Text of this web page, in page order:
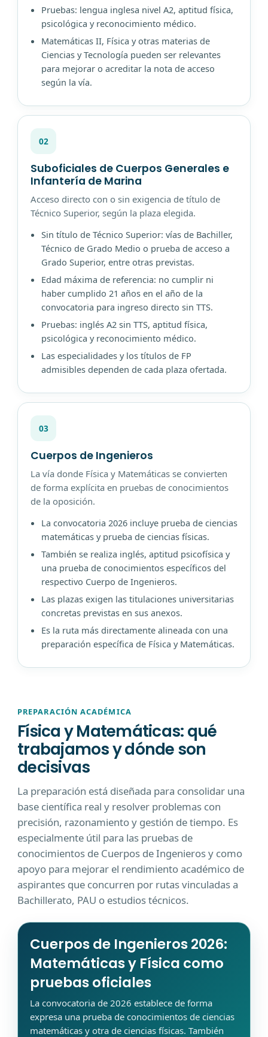
Pruebas: lengua inglesa nivel A2, aptitud física,
psicológica y reconocimiento médico.
Matemáticas II, Física y otras materias de
Ciencias y Tecnología pueden ser relevantes
para mejorar o acreditar la nota de acceso
según la vía.
02
Suboficiales de Cuerpos Generales e
Infantería de Marina
Acceso directo con o sin exigencia de título de
Técnico Superior, según la plaza elegida.
Sin título de Técnico Superior: vías de Bachiller,
Técnico de Grado Medio o prueba de acceso a
Grado Superior, entre otras previstas.
Edad máxima de referencia: no cumplir ni
haber cumplido 21 años en el año de la
convocatoria para ingreso directo sin TTS.
Pruebas: inglés A2 sin TTS, aptitud física,
psicológica y reconocimiento médico.
Las especialidades y los títulos de FP
admisibles dependen de cada plaza ofertada.
03
Cuerpos de Ingenieros
La vía donde Física y Matemáticas se convierten
de forma explícita en pruebas de conocimientos
de la oposición.
La convocatoria 2026 incluye prueba de ciencias
matemáticas y prueba de ciencias físicas.
También se realiza inglés, aptitud psicofísica y
una prueba de conocimientos específicos del
respectivo Cuerpo de Ingenieros.
Las plazas exigen las titulaciones universitarias
concretas previstas en sus anexos.
Es la ruta más directamente alineada con una
preparación específica de Física y Matemáticas.
PREPARACIÓN ACADÉMICA
Física y Matemáticas: qué
trabajamos y dónde son
decisivas
La preparación está diseñada para consolidar una
base científica real y resolver problemas con
precisión, razonamiento y gestión de tiempo. Es
especialmente útil para las pruebas de
conocimientos de Cuerpos de Ingenieros y como
apoyo para mejorar el rendimiento académico de
aspirantes que concurren por rutas vinculadas a
Bachillerato, PAU o estudios técnicos.
Cuerpos de Ingenieros 2026:
Matemáticas y Física como
pruebas oficiales
La convocatoria de 2026 establece de forma
expresa una prueba de conocimientos de ciencias
matemáticas y otra de ciencias físicas. También